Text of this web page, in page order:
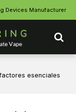
Devices Manufacturer
esenciales